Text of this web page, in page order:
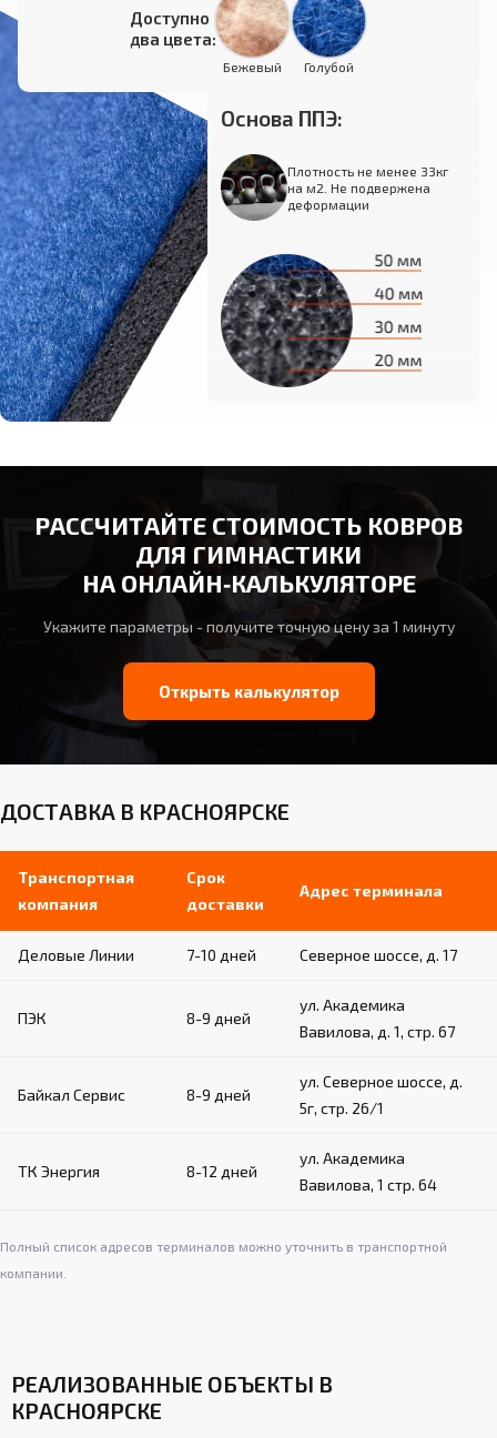
Доступно
два цвета:
Бежевый Голубой
Основа ППЭ:
Плотность не менее 33кг
на м2. Не подвержена
деформации
РАССЧИТАЙТЕ СТОИМОСТЬ КОВРОВ
ДЛЯ ГИМНАСТИКИ
НА ОНЛАЙН‑КАЛЬКУЛЯТОРЕ
Укажите параметры - получите точную цену за 1 минуту
Открыть калькулятор
ДОСТАВКА В КРАСНОЯРСКЕ
Транспортная
компания
Срок
доставки
Адрес терминала
Деловые Линии 7-10 дней Северное шоссе, д. 17
ПЭК 8-9 дней
ул. Академика
Вавилова, д. 1, стр. 67
Байкал Сервис 8-9 дней
ул. Северное шоссе, д.
5г, стр. 26/1
ТК Энергия 8-12 дней
ул. Академика
Вавилова, 1 стр. 64
Полный список адресов терминалов можно уточнить в транспортной
компании.
РЕАЛИЗОВАННЫЕ ОБЪЕКТЫ В
КРАСНОЯРСКЕ